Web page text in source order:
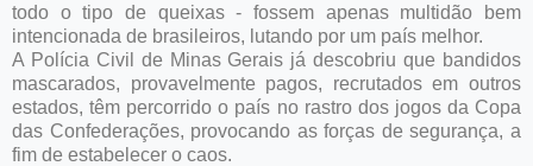
todo o tipo de queixas - fossem apenas multidão bem
intencionada de brasileiros, lutando por um país melhor.
A Polícia Civil de Minas Gerais já descobriu que bandidos
mascarados, provavelmente pagos, recrutados em outros
estados, têm percorrido o país no rastro dos jogos da Copa
das Confederações, provocando as forças de segurança, a
fim de estabelecer o caos.